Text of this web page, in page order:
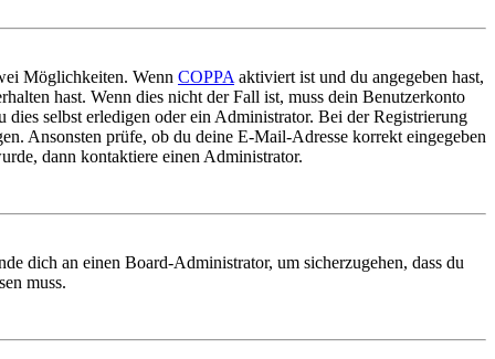
Möglichkeiten. Wenn COPPA aktiviert ist und du angegeben hast,
hast. Wenn dies nicht der Fall ist, muss dein Benutzerkonto
selbst erledigen oder ein Administrator. Bei der Registrierung
Ansonsten prüfe, ob du deine E-Mail-Adresse korrekt eingegeben
dann kontaktiere einen Administrator.
dich an einen Board-Administrator, um sicherzugehen, dass du
muss.